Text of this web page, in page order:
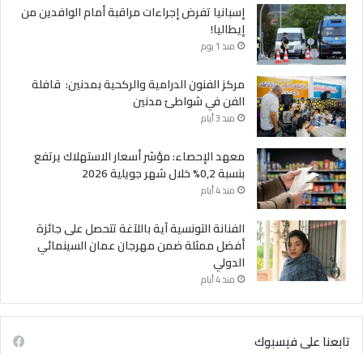
إسبانيا تفرض إجراءات مراقبة أمام الوافدين من
إيطاليا!
منذ 1 يوم
مركز الفنون الدرامية والركحية بمدنين: قافلة
الفن في شواطئ مدنين
منذ 3 أيام
معهد الإحصاء: مؤشر أسعار الاستهلاك يرتفع
بنسبة 0,2% خلال شهر جويلية 2026
منذ 4 أيام
الفنانة التونسية آية باللآغة تتحصل على جائزة
أفضل ممثلة ضمن مهرجان عمان السينمائي
الدولي
منذ 4 أيام
تابعنا على فيسبوك